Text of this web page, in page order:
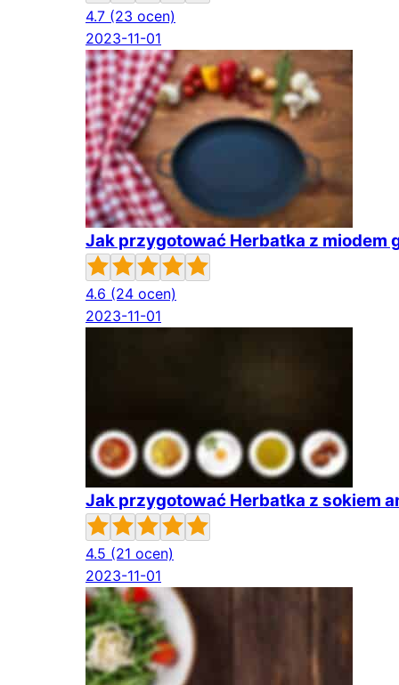
4.7 (23 ocen)
2023-11-01
Jak przygotować Herbatka z miodem
4.6 (24 ocen)
2023-11-01
Jak przygotować Herbatka z sokiem
4.5 (21 ocen)
2023-11-01